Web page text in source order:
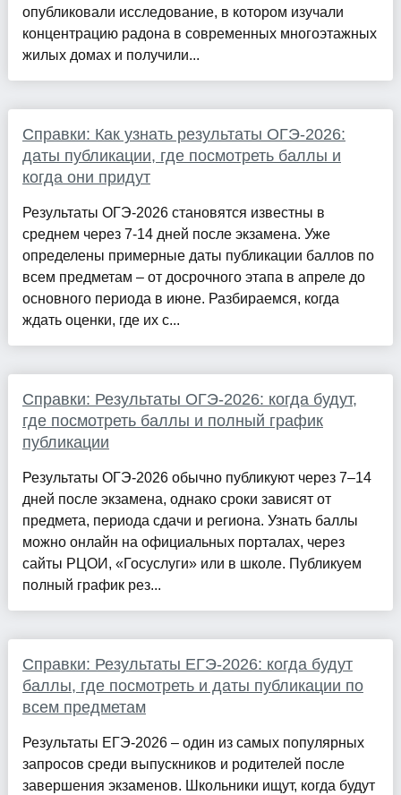
опубликовали исследование, в котором изучали
концентрацию радона в современных многоэтажных
жилых домах и получили...
Справки: Как узнать результаты ОГЭ-2026:
даты публикации, где посмотреть баллы и
когда они придут
Результаты ОГЭ-2026 становятся известны в
среднем через 7-14 дней после экзамена. Уже
определены примерные даты публикации баллов по
всем предметам – от досрочного этапа в апреле до
основного периода в июне. Разбираемся, когда
ждать оценки, где их с...
Справки: Результаты ОГЭ-2026: когда будут,
где посмотреть баллы и полный график
публикации
Результаты ОГЭ-2026 обычно публикуют через 7–14
дней после экзамена, однако сроки зависят от
предмета, периода сдачи и региона. Узнать баллы
можно онлайн на официальных порталах, через
сайты РЦОИ, «Госуслуги» или в школе. Публикуем
полный график рез...
Справки: Результаты ЕГЭ-2026: когда будут
баллы, где посмотреть и даты публикации по
всем предметам
Результаты ЕГЭ-2026 – один из самых популярных
запросов среди выпускников и родителей после
завершения экзаменов. Школьники ищут, когда будут